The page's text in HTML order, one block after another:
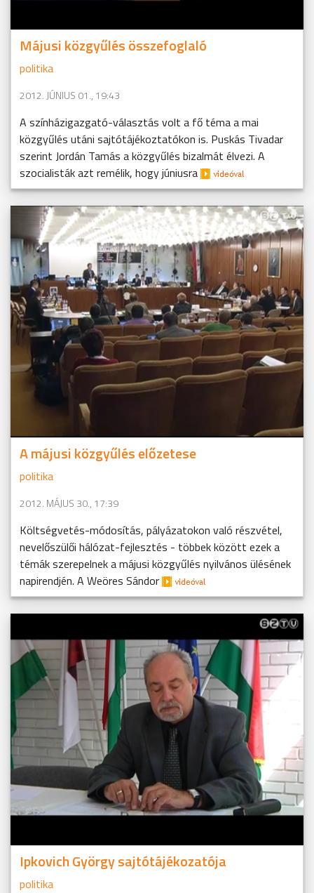
Májusi közgyűlés összefoglaló
politika
2012. JÚNIUS 01., 19:43
A színházigazgató-választás volt a fő téma a mai
közgyűlés utáni sajtótájékoztatókon is. Puskás Tivadar
szerint Jordán Tamás a közgyűlés bizalmát élvezi. A
szocialisták azt remélik, hogy júniusra
A májusi közgyűlés előzetese
politika
2012. MÁJUS 30., 17:39
Költségvetés-módosítás, pályázatokon való részvétel,
nevelőszülői hálózat-fejlesztés - többek között ezek a
témák szerepelnek a májusi közgyűlés nyilvános ülésének
napirendjén. A Weöres Sándor
Ipkovich György sajtótájékozatója
politika